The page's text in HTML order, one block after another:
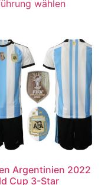
wählen
Argentinien 2022
Cup 3-Star